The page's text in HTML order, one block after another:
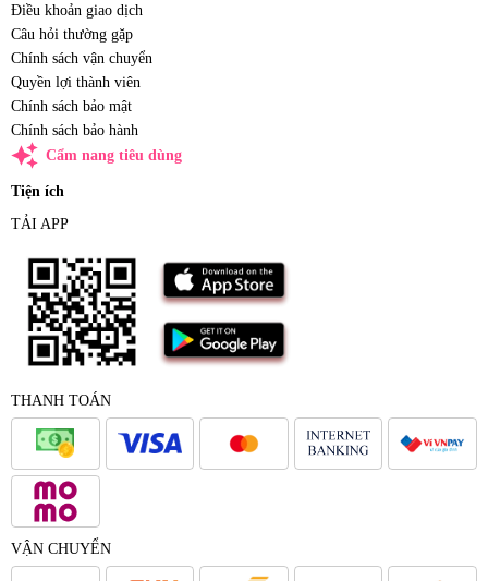
Điều khoản giao dịch
Câu hỏi thường gặp
Chính sách vận chuyển
Quyền lợi thành viên
Chính sách bảo mật
Chính sách bảo hành
auto_awesome Cẩm nang tiêu dùng
Tiện ích
TẢI APP
THANH TOÁN
VẬN CHUYỂN